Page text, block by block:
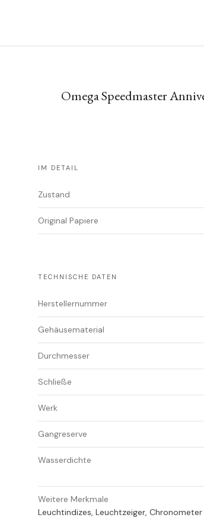
Omega Speedmaster
IM DETAIL
Zustand
Original Papiere
TECHNISCHE DATEN
Herstellernummer
Gehäusematerial
Durchmesser
Schließe
Werk
Gangreserve
Wasserdichte
Weitere Merkmale
Leuchtindizes, Leuchtzeiger, Chronometer